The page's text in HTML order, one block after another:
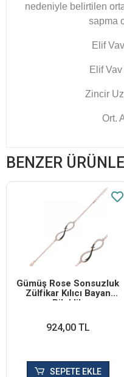
nedeniyle belirtilen
sapma
Elif
Elif
Zincir
Ort.
BENZER
Gümüş Rose Sonsuzluk
Zülfikar Kılıcı Bayan
Bileklik
924,00 TL
SEPETE EKLE